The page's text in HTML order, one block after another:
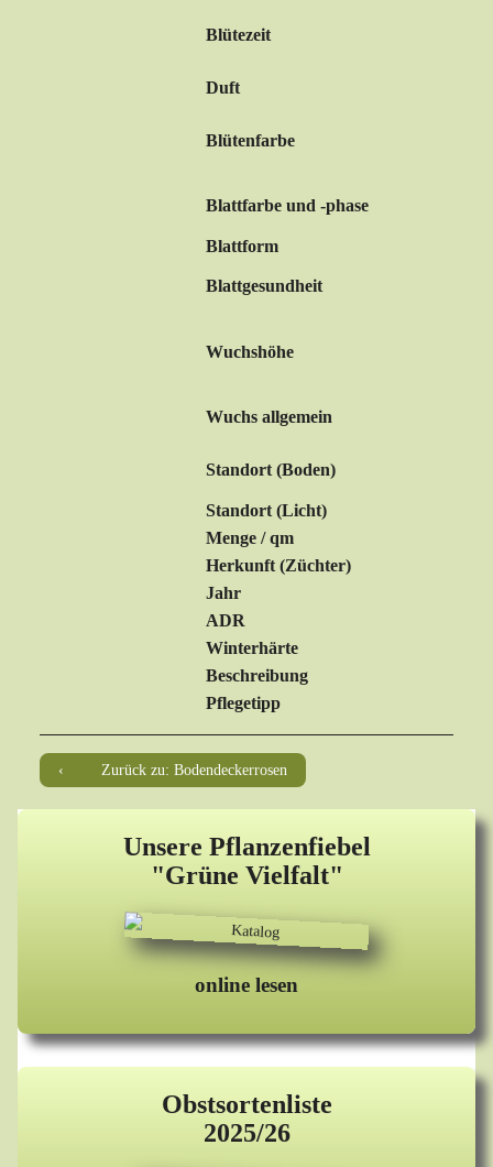
Unsere Pflanzenfiebel
"Grüne Vielfalt"
online lesen
Obstsortenliste
2025/26
Blütezeit
Duft
Blütenfarbe
Blattfarbe und -phase
Blattform
Blattgesundheit
Wuchshöhe
Wuchs allgemein
Standort (Boden)
Standort (Licht)
Menge / qm
Herkunft (Züchter)
Jahr
ADR
Winterhärte
Beschreibung
Pflegetipp
Zurück zu: Bodendeckerrosen